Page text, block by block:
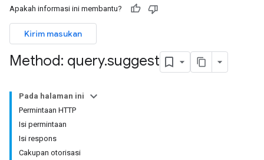
Apakah informasi ini membantu?
Kirim masukan
Method: query.suggest
Pada halaman ini
Permintaan HTTP
Isi permintaan
Isi respons
Cakupan otorisasi